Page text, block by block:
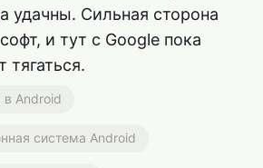
удачны. Сильная сторона
и тут с Google пока
Android
система Android